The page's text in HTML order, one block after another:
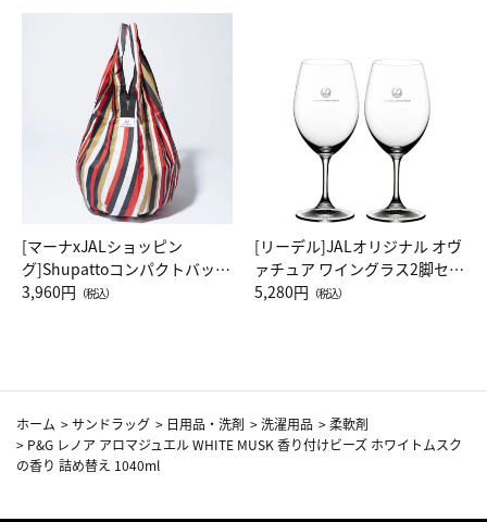
[マーナxJALショッピン
グ]Shupattoコンパクトバッグ
Drop JAL客室乗務員（LC）ス
3,960円 （税込）
[リーデル]JALオリジナル オヴ
ァチュア ワイングラス2脚セッ
ト（レッドワイン）
5,280円 （税込）
ホーム >サンドラッグ > 日用品・洗剤 >洗濯用品 >柔軟剤
> P&G レノア アロマジュエル WHITE MUSK 香り付けビーズ ホワイトムスク
の香り 詰め替え 1040ml